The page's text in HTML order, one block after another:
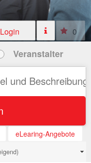
Login 0
Veranstalter
eLearing-Angebote